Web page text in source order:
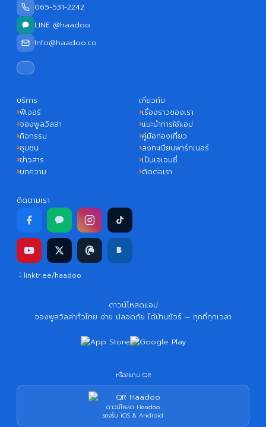
065-531-2242
LINE @haadoo
Info@haadoo.co
บริการ
ฟีเจอร์
จองพูลวิลล่า
กิจกรรม
ชุมชน
ข่าวสาร
บทความ
เกี่ยวกับ
เรื่องราวของเรา
แนะนำการใช้แอป
คู่มือท่องเที่ยว
ลงทะเบียนพาร์ทเนอร์
เป็นเอเจนซี่
ติดต่อเรา
ติดตามเรา
linktr.ee/haadoo
ดาวน์โหลดแอป
จองพูลวิลล่าทั่วไทย ง่าย ปลอดภัย ได้บ้านชัวร์ — ทุกที่ทุกเวลา
หรือสแกน QR
ดาวน์โหลด Haadoo
รองรับ iOS & Android